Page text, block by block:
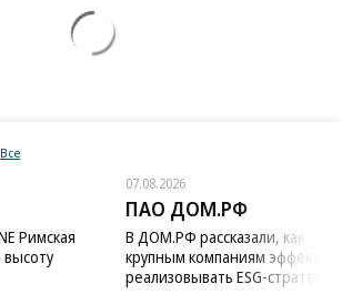
Все
Римская
07.08.2026
ПАО ДОМ.РФ
В ДОМ.РФ рассказали, как
крупным компаниям
реализовывать ESG-стратегию